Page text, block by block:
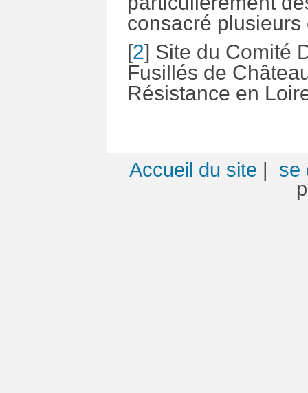
consacré plusieurs
[2] Site du Comité
Fusillés de
Résistance en
Accueil du site
se